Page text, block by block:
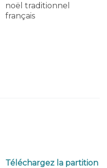
noël traditionnel
français
Téléchargez la partition